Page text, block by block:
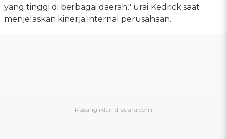
yang tinggi di berbagai daerah," urai Kedrick saat
menjelaskan kinerja internal perusahaan.